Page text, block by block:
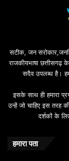
सटीक, जन
राजकीयभाषा
सदैव उपलब्ध है।
इसके साथ ही हमारा
उन्हें जो चाहिए इस तरह
दर्शकों के
हमारा पता